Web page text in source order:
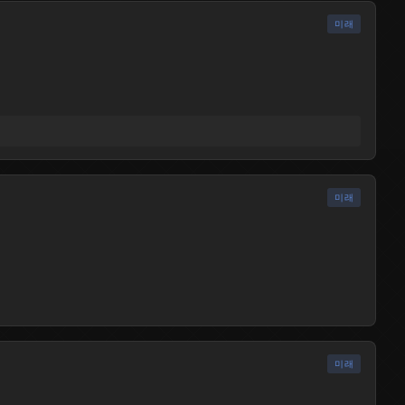
미래
미래
미래